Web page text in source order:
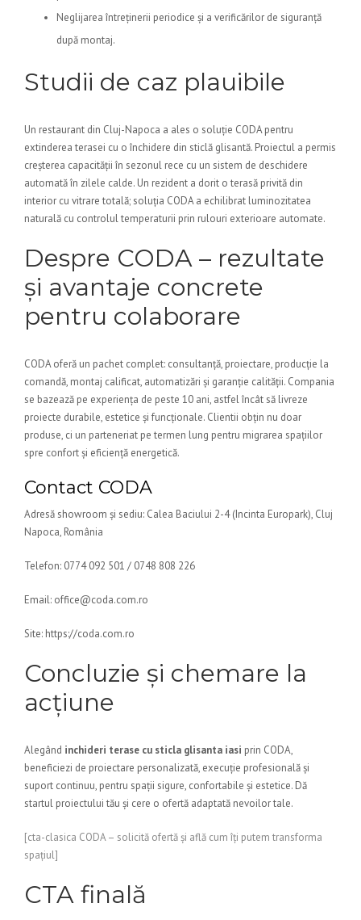
Neglijarea întreținerii periodice și a verificărilor de siguranță
după montaj.
Studii de caz plauibile
Un restaurant din Cluj-Napoca a ales o soluție CODA pentru
extinderea terasei cu o închidere din sticlă glisantă. Proiectul a permis
creșterea capacității în sezonul rece cu un sistem de deschidere
automată în zilele calde. Un rezident a dorit o terasă privită din
interior cu vitrare totală; soluția CODA a echilibrat luminozitatea
naturală cu controlul temperaturii prin rulouri exterioare automate.
Despre CODA – rezultate
și avantaje concrete
pentru colaborare
CODA oferă un pachet complet: consultanță, proiectare, producție la
comandă, montaj calificat, automatizări și garanție calității. Compania
se bazează pe experiența de peste 10 ani, astfel încât să livreze
proiecte durabile, estetice și funcționale. Clientii obțin nu doar
produse, ci un parteneriat pe termen lung pentru migrarea spațiilor
spre confort și eficiență energetică.
Contact CODA
Adresă showroom și sediu: Calea Baciului 2-4 (Incinta Europark), Cluj
Napoca, România
Telefon: 0774 092 501 / 0748 808 226
Email: office@coda.com.ro
Site: https://coda.com.ro
Concluzie și chemare la
acțiune
Alegând inchideri terase cu sticla glisanta iasi prin CODA,
beneficiezi de proiectare personalizată, execuție profesională și
suport continuu, pentru spații sigure, confortabile și estetice. Dă
startul proiectului tău și cere o ofertă adaptată nevoilor tale.
[cta-clasica CODA – solicită ofertă și află cum îți putem transforma
spațiul]
CTA finală